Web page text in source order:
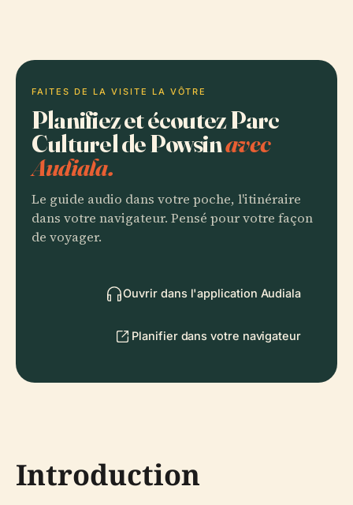
FAITES DE LA VISITE LA VÔTRE
Planifiez et écoutez Parc
Culturel de Powsinavec
Audiala.
Le guide audio dans votre poche, l'itinéraire
dans votre navigateur. Pensé pour votre façon
de voyager.
Ouvrir dans l'application Audiala
Planifier dans votre navigateur
Introduction